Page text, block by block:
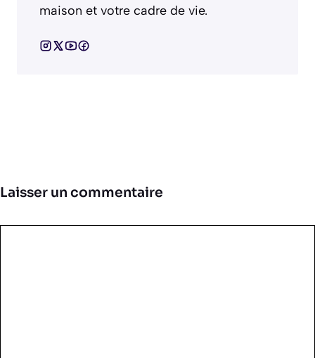
maison et votre cadre de vie.
Laisser un commentaire